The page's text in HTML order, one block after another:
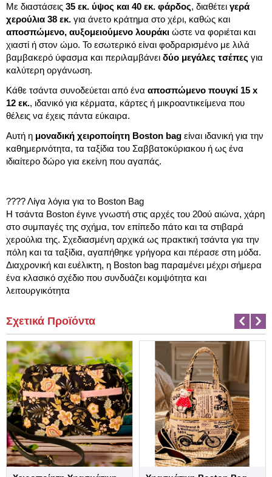
Με διαστάσεις 35 εκ. ύψος και 40 εκ. φάρδος, διαθέτει γερά
χερούλια 38 εκ. για άνετο κράτημα στο χέρι, καθώς και
αποσπώμενο, αυξομειούμενο λουράκι ώστε να φοριέται και
χιαστί ή στον ώμο. Το εσωτερικό είναι φοδραρισμένο με λιλά
βαμβακερό ύφασμα και περιλαμβάνει δύο μεγάλες τσέπες για
καλύτερη οργάνωση.
Κάθε τσάντα συνοδεύεται από ένα αποσπώμενο πουγκί 15 x
12 εκ., ιδανικό για κέρματα, κάρτες ή μικροαντικείμενα που
θέλεις να έχεις πάντα εύκαιρα.
Αυτή η μοναδική χειροποίητη Boston bag είναι ιδανική για την
καθημερινότητα, τα ταξίδια του Σαββατοκύριακου ή ως ένα
ιδιαίτερο δώρο για εκείνη που αγαπάς.
????Λίγα λόγια για το Boston Bag
Η τσάντα Boston έγινε γνωστή στις αρχές του 20ού αιώνα, χάρη
στο συμπαγές της σχήμα, τον επίπεδο πάτο και τα στιβαρά
χερούλια της. Σχεδιασμένη αρχικά ως πρακτική τσάντα για την
πόλη και τα ταξίδια, αγαπήθηκε γρήγορα και πέρασε στη μόδα.
Διαχρονική και ευέλικτη, η Boston bag παραμένει μέχρι σήμερα
ένα κλασικό σχέδιο που συνδυάζει κομψότητα και
λειτουργικότητα
Σχετικά Προϊόντα